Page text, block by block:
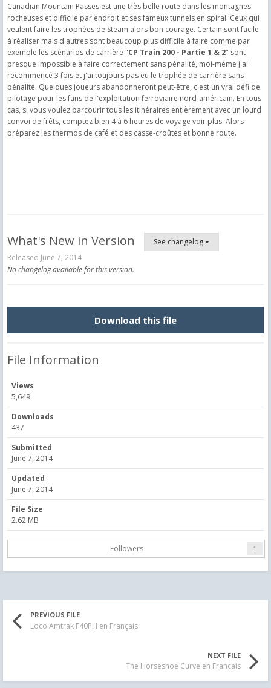
Canadian Mountain Passes est une très belle route dans les montagnes
rocheuses et difficile par endroit et ses fameux tunnels en spiral. Ceux qui
veulent faire les trophées de Steam alors bon courage. Certain sont facile
à réaliser mais d'autres sont beaucoup plus difficile à faire comme par
exemple les scénarios de carrière "CP Train 200 - Partie 1 & 2" sont
presque impossible à faire correctement sans pénalité, moi-même j'ai
recommencé 3 fois et j'ai toujours pas eu le trophée de carrière sans
pénalité. Quelques joueurs abandonneront peut-être, c'est un vrai défi de
pilotage pour les fans de l'exploitation ferroviaire nord-américain. En tous
cas, si vous voulez parcourir tous les itinéraires entièrement avec un lourd
convoi de frêts, comptez bien 4 à 6 heures de voyage voir plus. Alors
préparez les thermos de café et des casse-croûtes et bonne route.
What's New in Version
See changelog
Released June 7, 2014
No changelog available for this version.
Download this file
File Information
Views
5,649
Downloads
437
Submitted
June 7, 2014
Updated
June 7, 2014
File Size
2.62 MB
Followers 1
PREVIOUS FILE
Loco Amtrak F40PH en Français
NEXT FILE
The Horseshoe Curve en Français